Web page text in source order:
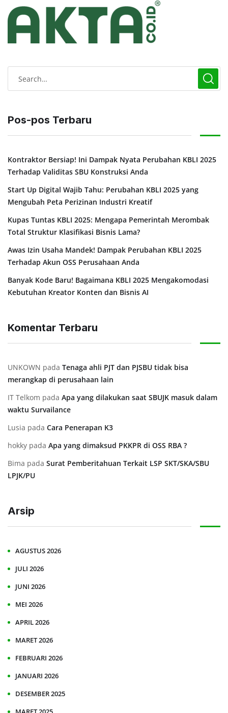
Pos-pos Terbaru
Kontraktor Bersiap! Ini Dampak Nyata Perubahan KBLI 2025
Terhadap Validitas SBU Konstruksi Anda
Start Up Digital Wajib Tahu: Perubahan KBLI 2025 yang
Mengubah Peta Perizinan Industri Kreatif
Kupas Tuntas KBLI 2025: Mengapa Pemerintah Merombak
Total Struktur Klasifikasi Bisnis Lama?
Awas Izin Usaha Mandek! Dampak Perubahan KBLI 2025
Terhadap Akun OSS Perusahaan Anda
Banyak Kode Baru! Bagaimana KBLI 2025 Mengakomodasi
Kebutuhan Kreator Konten dan Bisnis AI
Komentar Terbaru
UNKOWN pada ⁠Tenaga ahli PJT dan PJSBU tidak bisa
merangkap di perusahaan lain
IT Telkom pada Apa yang dilakukan saat SBUJK masuk dalam
waktu Survailance
Lusia pada ⁠Cara Penerapan K3
hokky pada Apa yang dimaksud PKKPR di OSS RBA ?
Bima pada Surat Pemberitahuan Terkait LSP SKT/SKA/SBU
LPJK/PU
Arsip
AGUSTUS 2026
JULI 2026
JUNI 2026
MEI 2026
APRIL 2026
MARET 2026
FEBRUARI 2026
JANUARI 2026
DESEMBER 2025